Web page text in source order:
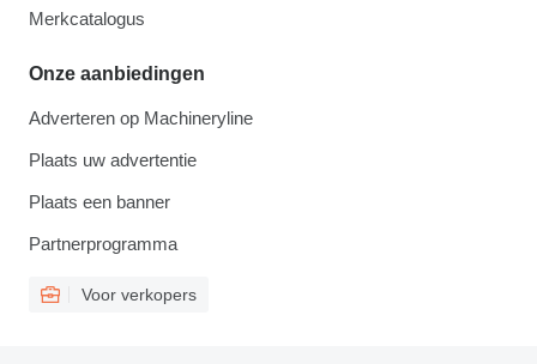
Merkcatalogus
Onze aanbiedingen
Adverteren op Machineryline
Plaats uw advertentie
Plaats een banner
Partnerprogramma
Voor verkopers